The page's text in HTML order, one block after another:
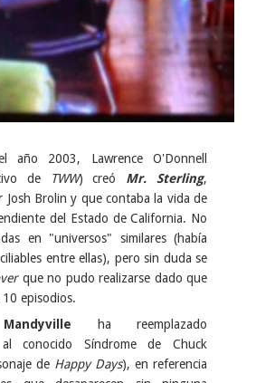
año 2003, Lawrence O'Donnell
de
TWW) creó Mr. Sterling,
Josh Brolin y que contaba la vida de
del Estado de California. No
en "universos" similares (había
entre ellas), pero sin duda se
que no pudo realizarse dado que
episodios.
Mandyville
ha reemplazado
al conocido Síndrome de Chuck
de Happy Days), en referencia